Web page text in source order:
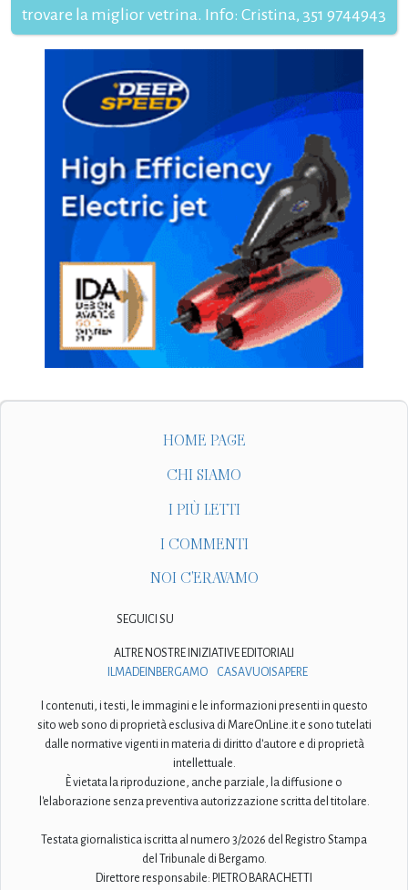
trovare la miglior vetrina. Info: Cristina, 351 9744943
HOME PAGE
CHI SIAMO
I PIÙ LETTI
I COMMENTI
NOI C'ERAVAMO
SEGUICI SU
ALTRE NOSTRE INIZIATIVE EDITORIALI
ILMADEINBERGAMO
CASAVUOISAPERE
I contenuti, i testi, le immagini e le informazioni presenti in questo
sito web sono di proprietà esclusiva di MareOnLine.it e sono tutelati
dalle normative vigenti in materia di diritto d'autore e di proprietà
intellettuale.
È vietata la riproduzione, anche parziale, la diffusione o
l'elaborazione senza preventiva autorizzazione scritta del titolare.
Testata giornalistica iscritta al numero 3/2026 del Registro Stampa
del Tribunale di Bergamo.
Direttore responsabile: PIETRO BARACHETTI